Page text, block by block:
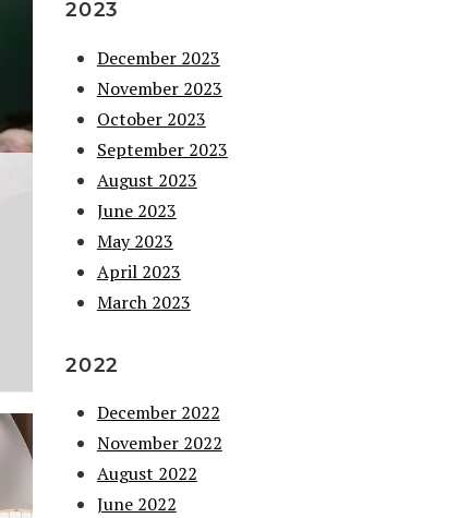
2023
December 2023
November 2023
October 2023
September 2023
August 2023
June 2023
May 2023
April 2023
March 2023
2022
December 2022
November 2022
August 2022
June 2022